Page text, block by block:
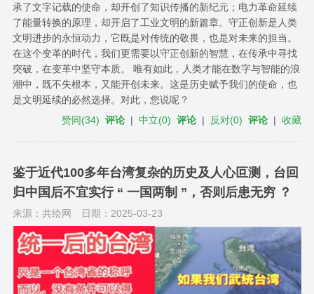
承了文字记载的使命，却开创了知识传播的新纪元；电力革命延续
了能量转换的原理，却开启了工业文明的新篇章。守正创新是人类
文明进步的永恒动力，它既是对传统的敬畏，也是对未来的担当。
在这个变革的时代，我们更需要以守正创新的智慧，在传承中寻找
突破，在变革中坚守本质。 唯有如此，人类才能在数字与智能的浪
潮中，既不失根本，又能开创未来。这是历史赋予我们的使命，也
是文明延续的必然选择。对此，您说呢？
赞同(34) 评论 |中立(0) 评论 | 反对(0) 评论 |收藏
鉴于近代100多年台湾复杂的历史及人心叵测，台回
归中国后不宜实行 “ 一国两制 ”，否则后患无穷 ？
来源：共绘网 日期：2025-03-23